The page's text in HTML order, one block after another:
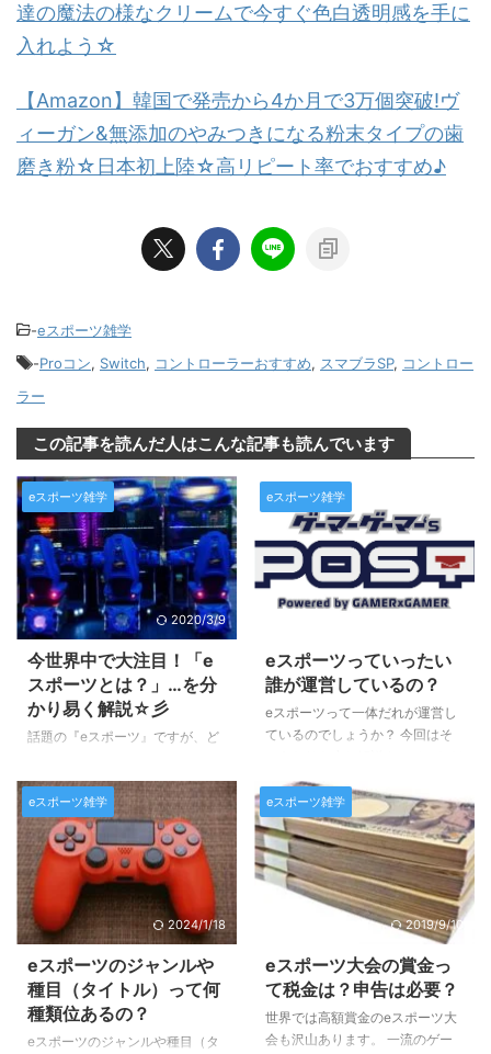
達の魔法の様なクリームで今すぐ色白透明感を手に
入れよう☆
【Amazon】韓国で発売から4か月で3万個突破!ヴ
ィーガン&無添加のやみつきになる粉末タイプの歯
磨き粉☆日本初上陸☆高リピート率でおすすめ♪
-eスポーツ雑学
-Proコン, Switch, コントローラーおすすめ, スマブラSP, コントロー
ラー
この記事を読んだ人はこんな記事も読んでいます
eスポーツ雑学
2020/3/9
今世界中で大注目！「e
スポーツとは？」…を分
かり易く解説☆彡
話題の『eスポーツ』ですが、ど
何がeスポーツではないゲームに
なるのか…？ 皆さんご存知です
か？？ 最近ではＴＶをはじめと
する色々なメディアで取り上げら
れることも多くなってきたので、
多くの方が一度くらいは耳にした
コトがある言葉かと思います。
そんなeスポーツとは何を指すの
か、簡単に解説させていただきま
すので、よろしくお願いいたしま
す♪ eスポーツとは何の略？ eス
ポーツは「エレクトロニックスポ
ーツ」の略（＝electronic sports
eスポーツ雑学
eスポーツっていったい
誰が運営しているの？
eスポーツって一体だれが運営し
ているのでしょうか？ 今回はそ
きます。 基本的には… 複数人数
で対戦を行う根本的なeスポーツ
の権利に持ち主はいません。 つ
まり、基本的には誰でも主催出来
るモノではあるのです。 例え
ば、学園祭でのeスポーツ大会
や、ＴＶ番組のコンテンツとして
のゲーム大会もそうです。 た
だ、規模が大きくなり商業化、興
行化させるためには、法律やゲー
ムのライセンスの問題など様々な
課題が出てくるため、そういった
枠組みやインフラ、権利関係、法
eスポーツ雑学
2024/1/18
eスポーツのジャンルや
種目（タイトル）って何
種類位あるの？
eスポーツのジャンルや種目（タ
eスポーツ雑学
2019/9/10
eスポーツ大会の賞金っ
て税金は？申告は必要？
世界では高額賞金のeスポーツ大
会も沢山あります。 一流のゲー